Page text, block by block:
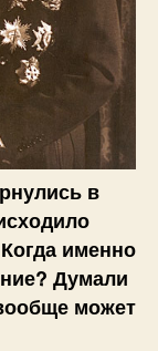
в
именно
Думали
может